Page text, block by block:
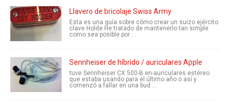
Llavero de bricolaje Swiss Army
Esta es una guía sobre cómo crear un suizo ejército
clave Holde.He tratado de mantenerlo tan simple
como sea posible por ...
Sennheiser de híbrido / auriculares Apple
tuve Sennheiser CX 500-B en-auriculares estéreo
que estaba usando para el último año o así y
comenzó a fallar en una bud ...